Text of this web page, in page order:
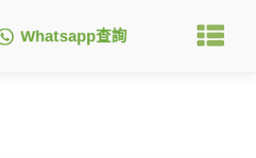
Whatsapp查詢